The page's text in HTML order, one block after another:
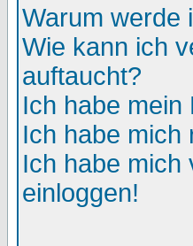
Warum werde
Wie kann ich
auftaucht?
Ich habe
Ich habe mich
Ich habe mich
einloggen!